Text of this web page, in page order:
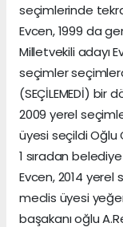
seçimlerinde
Evcen, 1999 da
Milletvekili adayı
seçimler
(SEÇİLEMEDİ) bir
2009 yerel
üyesi seçildi Oğlu
1 sıradan
Evcen, 2014 yerel
meclis üyesi
başakanı oğlu